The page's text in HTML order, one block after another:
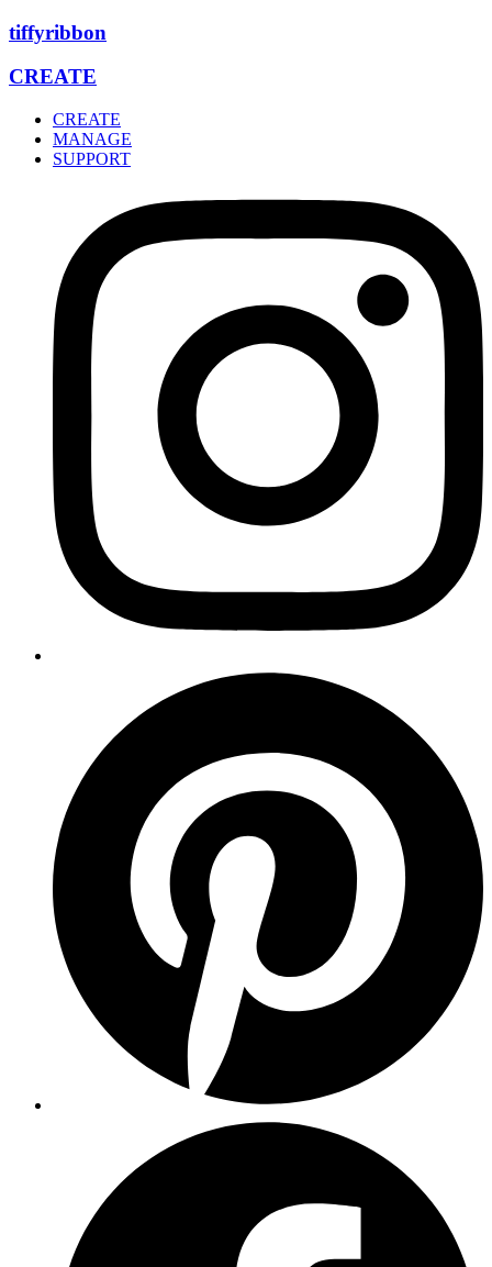
Zum
Inhalt
wechseln
tiffyribbon
CREATE
CREATE
MANAGE
SUPPORT